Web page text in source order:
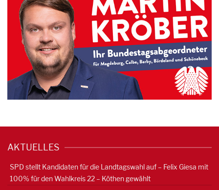
AKTUELLES
SPD stellt Kandidaten für die Landtagswahl auf – Felix Giesa mit
100% für den Wahlkreis 22 – Köthen gewählt